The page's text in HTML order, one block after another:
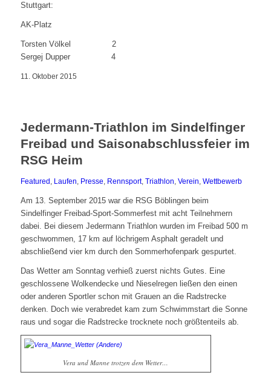
Stuttgart:
AK-Platz
Torsten Völkel 2
Sergej Dupper 4
11. Oktober 2015
Jedermann-Triathlon im Sindelfinger
Freibad und Saisonabschlussfeier im
RSG Heim
Featured Laufen Presse Rennsport, Triathlon Verein Wettbewerb
Am 13. September 2015 war die RSG Böblingen beim
Sindelfinger Freibad-Sport-Sommerfest mit acht Teilnehmern
dabei. Bei diesem Jedermann Triathlon wurden im Freibad 500 m
geschwommen, 17 km auf löchrigem Asphalt geradelt und
abschließend vier km durch den Sommerhofenpark gespurtet.
Das Wetter am Sonntag verhieß zuerst nichts Gutes. Eine
geschlossene Wolkendecke und Nieselregen ließen den einen
oder anderen Sportler schon mit Grauen an die Radstrecke
denken. Doch wie verabredet kam zum Schwimmstart die Sonne
raus und sogar die Radstrecke trocknete noch größtenteils ab.
Vera und Manne trotzen dem Wetter…